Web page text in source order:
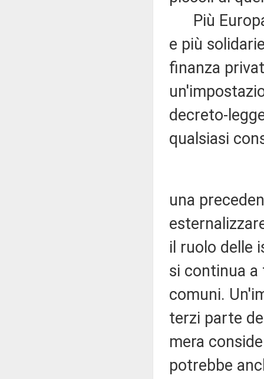
Più
e più
finanza
decreto-
qualsiasi
una
il ruolo delle
si continua
comuni.
terzi parte
mera
potrebbe